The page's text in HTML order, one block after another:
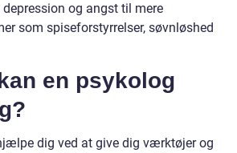
og angst til mere
som spiseforstyrrelser, søvnløshed
en psykolog
dig ved at give dig værktøjer og